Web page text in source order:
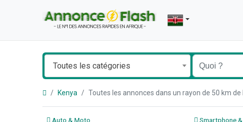
Toutes les catégories
Kenya Toutes les annonces dans un rayon de 50 km
Auto & Moto Smartphone